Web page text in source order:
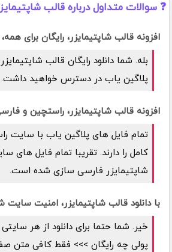
❓ سوالات متداول درباره قالب
افزونه قالب شاپتیمایزر، رایگان برای
بله. شما دانلود رایگان قالب
پلاگین یاب در دسترس خواهید داشت.
افزونه قالب شاپتیمایزر، راستچین و
تمام فایل های پلاگین یاب با سایت
کامل را دارند. تقریبا تمام فایل های
شاپتیمایزر فارسی سازی شده است.
با دانلود قالب شاپتیمایزر، امنیت
خیر. شما حتما برای دانلود از هر
پولی چه رایگان >>> فقط کافی متن